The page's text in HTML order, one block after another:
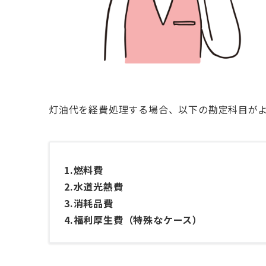
灯油代を経費処理する場合、以下の勘定科目がよ
1.燃料費
2.水道光熱費
3.消耗品費
4.福利厚生費（特殊なケース）